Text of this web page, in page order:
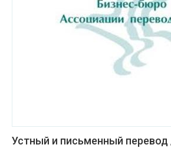
Устный и письменный